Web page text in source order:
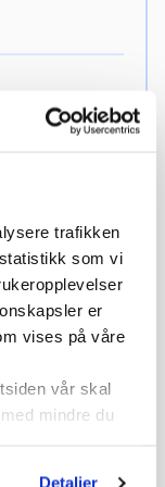
trafikken
som vi
er
vises på våre
vår skal
mindre du
Detaljer